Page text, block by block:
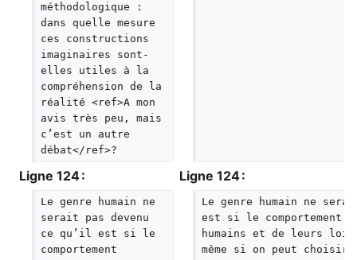
méthodologique :
dans quelle mesure
ces constructions
imaginaires sont-
elles utiles à la
compréhension de la
réalité <ref>A mon
avis très peu, mais
c’est un autre
débat</ref>?
Ligne 124 : Ligne 124 :
Le genre humain ne
serait pas devenu
ce qu’il est si le
comportement
Le genre humain ne
est si le comportement
humains et de leurs
même si on peut